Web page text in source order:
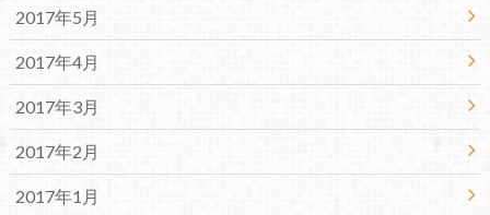
2017年5月
2017年4月
2017年3月
2017年2月
2017年1月